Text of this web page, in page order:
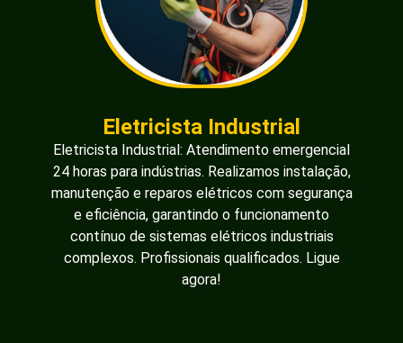
Eletricista Industrial
Eletricista Industrial: Atendimento emergencial
24 horas para indústrias. Realizamos instalação,
manutenção e reparos elétricos com segurança
e eficiência, garantindo o funcionamento
contínuo de sistemas elétricos industriais
complexos. Profissionais qualificados. Ligue
agora!